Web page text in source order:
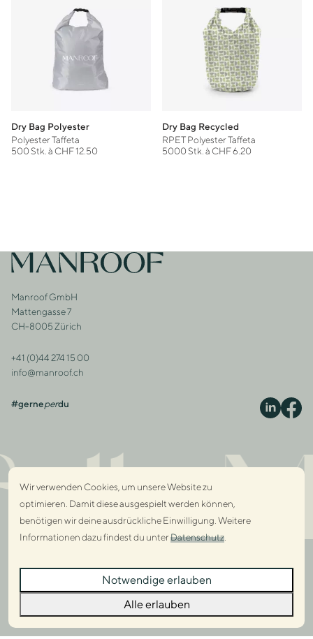
Dry Bag Polyester
Polyester Taffeta
500 Stk. à CHF 12.50
Dry Bag Recycled
RPET Polyester Taffeta
5000 Stk. à CHF 6.20
Footer
Zur Startseite
Adresse
Manroof GmbH
Mattengasse 7
CH-8005 Zürich
Kontakt
+41 (0)44 274 15 00
info@manroof.ch
#gerneperdu
Wir verwenden Cookies, um unsere Website zu
optimieren. Damit diese ausgespielt werden können,
benötigen wir deine ausdrückliche Einwilligung. Weitere
Informationen dazu findest du unterDatenschutz
Notwendige erlauben
Alle erlauben